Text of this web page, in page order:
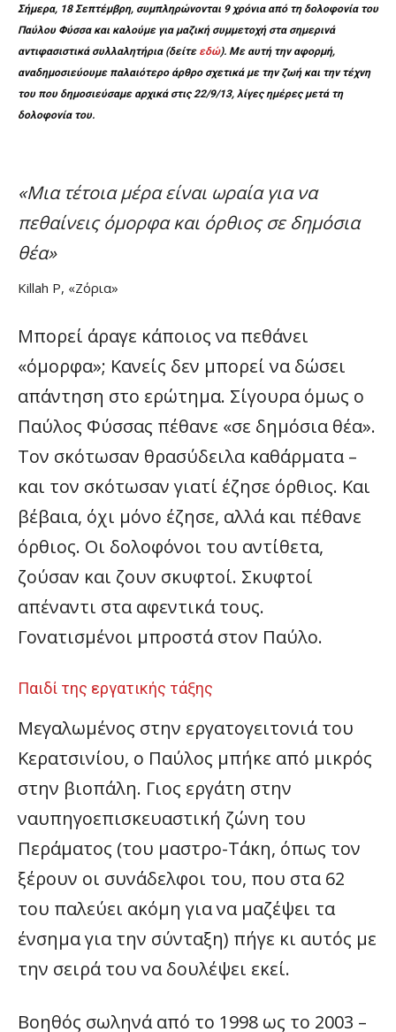
Σήμερα, 18 Σεπτέμβρη, συμπληρώνονται 9 χρόνια από τη δολοφονία του
Παύλου Φύσσα και καλούμε για μαζική συμμετοχή στα σημερινά
αντιφασιστικά συλλαλητήρια (δείτε εδώ). Με αυτή την αφορμή,
αναδημοσιεύουμε παλαιότερο άρθρο σχετικά με την ζωή και την τέχνη
του που δημοσιεύσαμε αρχικά στις 22/9/13, λίγες ημέρες μετά τη
δολοφονία του.
«Μια τέτοια μέρα είναι ωραία για να
πεθαίνεις όμορφα και όρθιος σε δημόσια
θέα»
Killah P, «Ζόρια»
Μπορεί άραγε κάποιος να πεθάνει
«όμορφα»; Κανείς δεν μπορεί να δώσει
απάντηση στο ερώτημα. Σίγουρα όμως ο
Παύλος Φύσσας πέθανε «σε δημόσια θέα».
Τον σκότωσαν θρασύδειλα καθάρματα –
και τον σκότωσαν γιατί έζησε όρθιος. Και
βέβαια, όχι μόνο έζησε, αλλά και πέθανε
όρθιος. Οι δολοφόνοι του αντίθετα,
ζούσαν και ζουν σκυφτοί. Σκυφτοί
απέναντι στα αφεντικά τους.
Γονατισμένοι μπροστά στον Παύλο.
Παιδί της εργατικής τάξης
Μεγαλωμένος στην εργατογειτονιά του
Κερατσινίου, ο Παύλος μπήκε από μικρός
στην βιοπάλη. Γιος εργάτη στην
ναυπηγοεπισκευαστική ζώνη του
Περάματος (του μαστρο-Τάκη, όπως τον
ξέρουν οι συνάδελφοι του, που στα 62
του παλεύει ακόμη για να μαζέψει τα
ένσημα για την σύνταξη) πήγε κι αυτός με
την σειρά του να δουλέψει εκεί.
Βοηθός σωληνά από το 1998 ως το 2003 –